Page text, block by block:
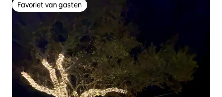
Favoriet van gasten
Favoriet van gasten